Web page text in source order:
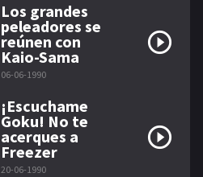
Los grandes
peleadores se
reúnen con
Kaio-Sama
06-06-1990
¡Escuchame
Goku! No te
acerques a
Freezer
20-06-1990